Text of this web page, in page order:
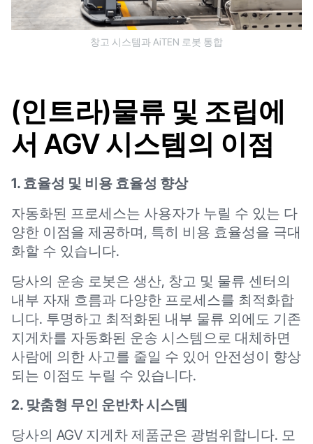
창고 시스템과 AiTEN 로봇 통합
(인트라)물류 및 조립에
서 AGV 시스템의 이점
1. 효율성 및 비용 효율성 향상
자동화된 프로세스는 사용자가 누릴 수 있는 다
양한 이점을 제공하며, 특히 비용 효율성을 극대
화할 수 있습니다.
당사의 운송 로봇은 생산, 창고 및 물류 센터의
내부 자재 흐름과 다양한 프로세스를 최적화합
니다. 투명하고 최적화된 내부 물류 외에도 기존
지게차를 자동화된 운송 시스템으로 대체하면
사람에 의한 사고를 줄일 수 있어 안전성이 향상
되는 이점도 누릴 수 있습니다.
2. 맞춤형 무인 운반차 시스템
당사의 AGV 지게차 제품군은 광범위합니다. 모